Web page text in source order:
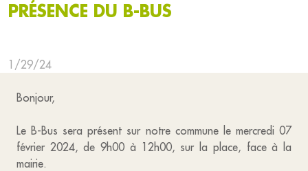
PRÉSENCE DU B-BUS
1/29/24
Bonjour,
Le B-Bus sera présent sur notre commune le mercredi 07
février 2024, de 9h00 à 12h00, sur la place, face à la
mairie.